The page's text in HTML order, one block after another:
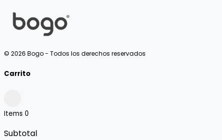
© 2026 Bogo - Todos los derechos reservados
Carrito
Items 0
Subtotal